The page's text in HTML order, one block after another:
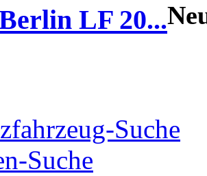
LF 20...
Suche
Suche